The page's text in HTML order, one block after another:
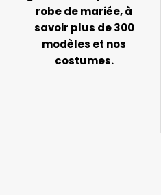
robe de mariée, à
savoir plus de 300
modèles et nos
costumes.